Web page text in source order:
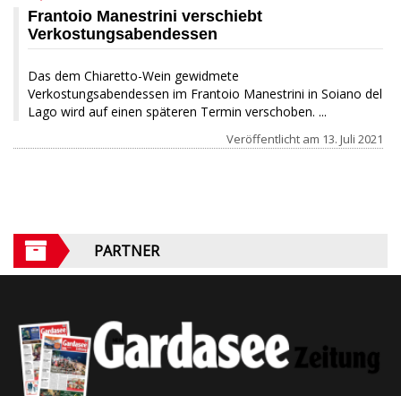
Frantoio Manestrini verschiebt
Verkostungsabendessen
Das dem Chiaretto-Wein gewidmete
Verkostungsabendessen im Frantoio Manestrini in Soiano del
Lago wird auf einen späteren Termin verschoben. ...
Veröffentlicht am 13. Juli 2021
PARTNER